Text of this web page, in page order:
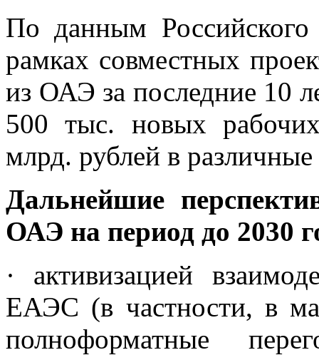
По данным
рамках совместных
из ОАЭ за последние 10
500 тыс. новых
млрд. рублей в
Дальнейшие
ОАЭ на период до 2030
· активизацией
ЕАЭС (в частности, в
полноформатные